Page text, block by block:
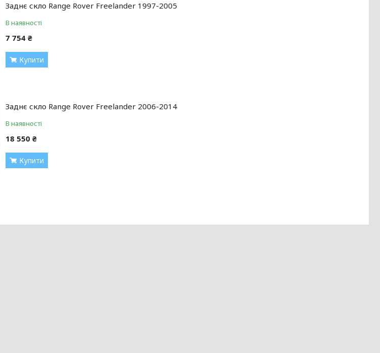
Заднє скло Range Rover Freelander 1997-2005
В наявності
7 754 ₴
Купити
Заднє скло Range Rover Freelander 2006-2014
В наявності
18 550 ₴
Купити